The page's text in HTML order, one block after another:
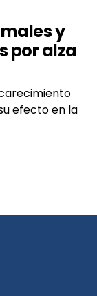
y
por alza
efecto en la